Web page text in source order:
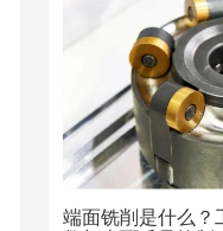
端面铣削是什么？